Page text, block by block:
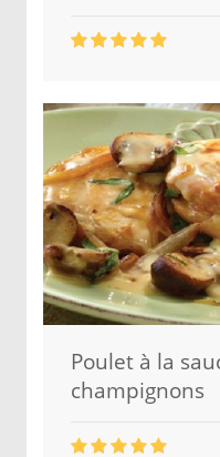
Poulet à la
champignons